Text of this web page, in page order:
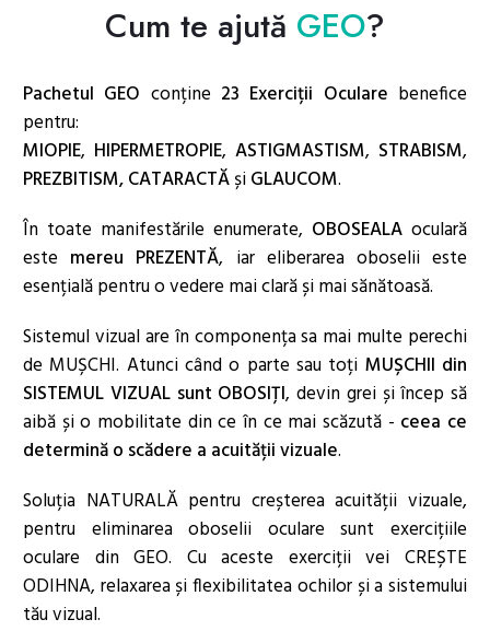
Cum te ajută GEO?
Pachetul GEO conține 23 Exerciții Oculare benefice
pentru:
MIOPIE, HIPERMETROPIE, ASTIGMASTISM, STRABISM,
PREZBITISM, CATARACTĂșiGLAUCOM.
În toate manifestările enumerate, OBOSEALA oculară
este mereu PREZENTĂ, iar eliberarea oboselii este
esențială pentru o vedere mai clară și mai sănătoasă.
Sistemul vizual are în componența sa mai multe perechi
de MUȘCHI. Atunci când o parte sau toți MUȘCHII din
SISTEMUL VIZUAL sunt OBOSIȚI, devin grei și încep să
aibă și o mobilitate din ce în ce mai scăzută - ceea ce
determină o scădere a acuității vizuale.
Soluția NATURALĂ pentru creșterea acuității vizuale,
pentru eliminarea oboselii oculare sunt exercițiile
oculare din GEO. Cu aceste exerciții vei CREȘTE
ODIHNA, relaxarea și flexibilitatea ochilor și a sistemului
tău vizual.